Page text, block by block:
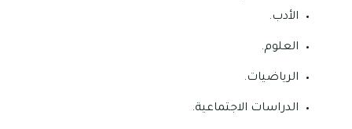
الأدب.
العلوم.
الرياضيات.
الدراسات الاجتماعية.